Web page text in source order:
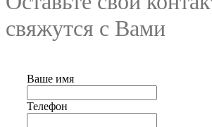
свяжутся с Вами
Ваше имя
Телефон